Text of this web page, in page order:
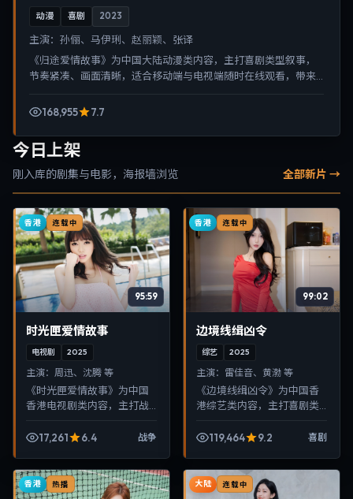
动漫 喜剧 2023
主演： 孙俪、马伊琍、赵丽颖、张译
《归途爱情故事》为中国大陆动漫类内容，主打喜剧类型叙事，
节奏紧凑、画面清晰，适合移动端与电视端随时在线观看，带来
168,955
7.7
今日上架
刚入库的剧集与电影，海报墙浏览 全部新片 →
香港 连载中
95:59
时光匣爱情故事
电视剧 2025
主演： 周迅、沈腾 等
《时光匣爱情故事》为中国
香港电视剧类内容，主打战
面清晰，适合移动端与电视
17,261 6.4 战争
香港 连载中
99:02
边境线缉凶令
综艺 2025
主演： 雷佳音、黄渤 等
《边境线缉凶令》为中国香
港综艺类内容，主打喜剧类
晰，适合移动端与电视端随
119,464 9.2 喜剧
香港 热播 大陆 连载中